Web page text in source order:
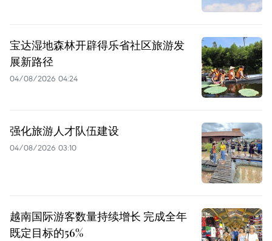
宝达湿地森林开辟得乐省社区旅游发
展新路径
04/08/2026 04:24
强化旅游人才队伍建设
04/08/2026 03:10
越南国际游客数量持续增长 完成全年
既定目标的56%